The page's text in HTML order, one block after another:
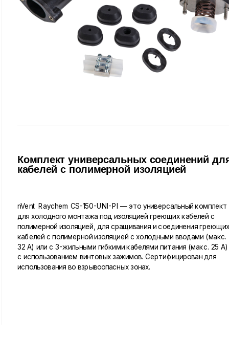
Комплект универсальных соединений
кабелей с полимерной изоляцией
nVent Raychem CS-150-UNI-PI — это универсальный комплект
для холодного монтажа под изоляцией греющих кабелей с
полимерной изоляцией, для сращивания и соединения греющих
кабелей с полимерной изоляцией с холодными вводами (макс.
32 A) или с 3-жильными гибкими кабелями питания (макс. 25 A)
с использованием винтовых зажимов. Сертифицирован для
использования во взрывоопасных зонах.